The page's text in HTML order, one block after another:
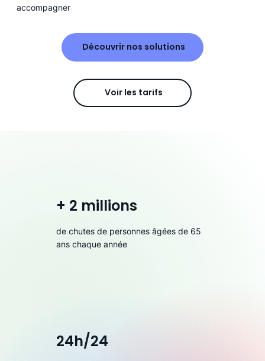
accompagner
Découvrir nos solutions
Voir les tarifs
+ 2 millions
de chutes de personnes âgées de 65
ans chaque année
24h/24